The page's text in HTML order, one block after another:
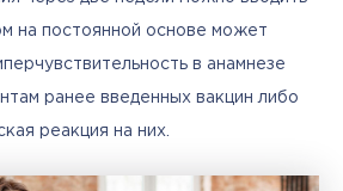
на постоянной основе может
в анамнезе
ранее введенных вакцин либо
реакция на них.